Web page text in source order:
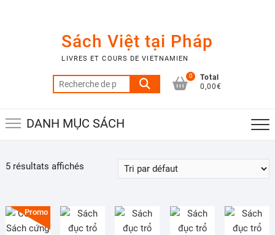
Sách Việt tại Pháp
LIVRES ET COURS DE VIETNAMIEN
Recherche
pour :
0
Total
0,00€
DANH MỤC SÁCH
5 résultats affichés
Promo !